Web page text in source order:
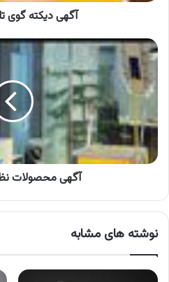
آگهی دیکته گوی
آگهی
محصولات
نظافتی
مهسان
آگهی محصولات
نوشته های مشابه